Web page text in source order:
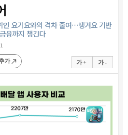
인 요기요와의 격차 줄여…땡겨요 기반
융까지 챙긴다
가 + 가 -
가